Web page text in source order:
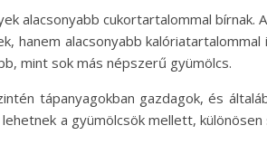
alacsonyabb cukortartalommal bírnak.
hanem alacsonyabb kalóriatartalommal
mint sok más népszerű gyümölcs.
tápanyagokban gazdagok, és
a gyümölcsök mellett, különösen